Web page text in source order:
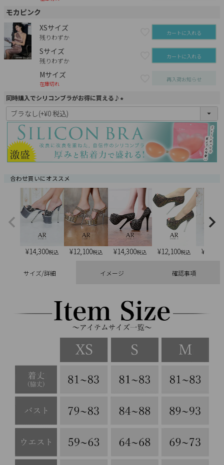
モカピンク
XSサイズ
残りわずか カートに入れる
Sサイズ
残りわずか カートに入れる
Mサイズ
在庫切れ
再入荷お知らせ
同時購入でシリコンブラがお得に買える♪
(
須
)
合わせ買いにオススメ
¥14,300税込 ¥12,100税込 ¥14,300税込 ¥12,100税込 ¥
サイズ/詳細 イメージ 確認事項